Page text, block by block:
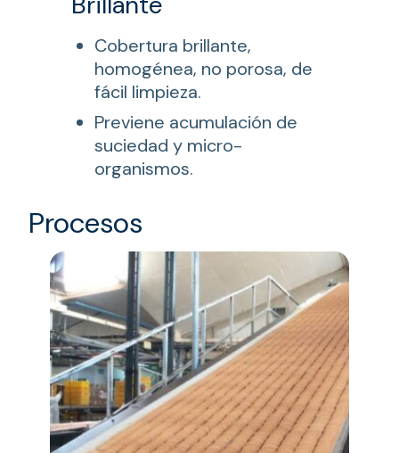
Cobertura brillante,
homogénea, no porosa, de
fácil limpieza.
Previene acumulación de
suciedad y micro-
organismos.
Procesos